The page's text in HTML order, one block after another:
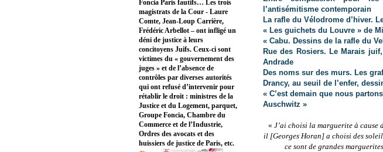
l’antisémitisme contemporain
La rafle du Vélodrome d’hiver.
« Les guichets du Louvre » de
« Cabu. Dessins de la rafle du
Rue des Rosiers. Le Marais
Andrade
Des noms sur des murs. Les
Drancy, au seuil de l’enfer,
« C’est demain que nous
Auschwitz »
« J’ai choisi la marguerite à cause
il [Georges Horan] a choisi des
ce sont de grandes
Foncia Paris fautifs… Les trois
magistrats de la Cour - Laure
Comte, Jean-Loup Carrière,
Frédéric Arbellot – ont infligé un
déni de justice à leurs
concitoyens Juifs. Ceux-ci sont
victimes du « gouvernement des
juges » et de l’absence de
contrôles par diverses autorités
qui ont refusé d’intervenir pour
rétablir le droit : ministres de la
Justice et du Logement, parquet,
Groupe Foncia, Chambre du
Commerce et de l’Industrie,
Ordres des avocats et des
huissiers de justice de Paris, etc.